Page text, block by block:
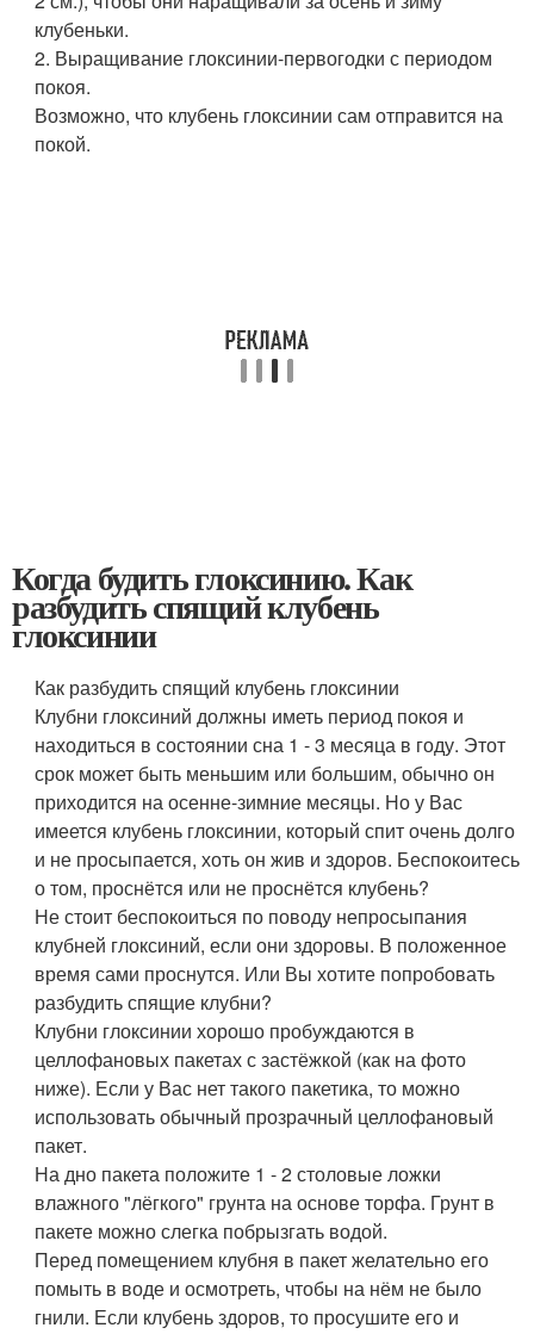
клубеньки.
2. Выращивание глоксинии-первогодки с периодом
покоя.
Возможно, что клубень глоксинии сам отправится на
покой.
Когда будить глоксинию. Как
разбудить спящий клубень
глоксинии
Как разбудить спящий клубень глоксинии
Клубни глоксиний должны иметь период покоя и
находиться в состоянии сна 1 - 3 месяца в году. Этот
срок может быть меньшим или большим, обычно он
приходится на осенне-зимние месяцы. Но у Вас
имеется клубень глоксинии, который спит очень долго
и не просыпается, хоть он жив и здоров. Беспокоитесь
о том, проснётся или не проснётся клубень?
Не стоит беспокоиться по поводу непросыпания
клубней глоксиний, если они здоровы. В положенное
время сами проснутся. Или Вы хотите попробовать
разбудить спящие клубни?
Клубни глоксинии хорошо пробуждаются в
целлофановых пакетах с застёжкой (как на фото
ниже). Если у Вас нет такого пакетика, то можно
использовать обычный прозрачный целлофановый
пакет.
На дно пакета положите 1 - 2 столовые ложки
влажного "лёгкого" грунта на основе торфа. Грунт в
пакете можно слегка побрызгать водой.
Перед помещением клубня в пакет желательно его
помыть в воде и осмотреть, чтобы на нём не было
гнили. Если клубень здоров, то просушите его и